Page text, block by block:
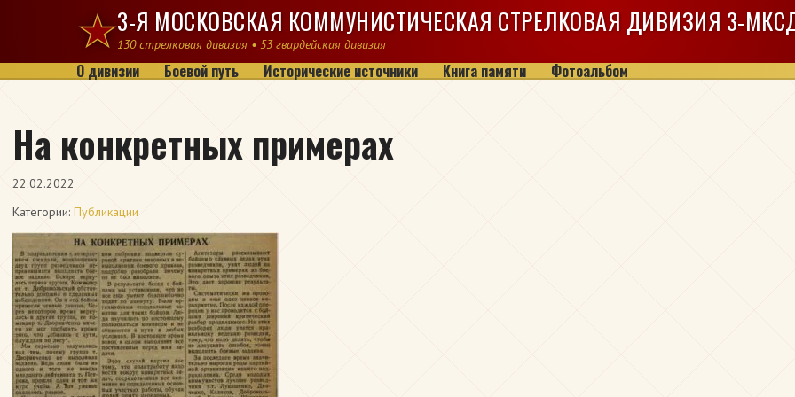
Перейти к содержимому3-Я МОСКОВСКАЯ КОММУНИСТИЧЕСКАЯ СТРЕЛКОВАЯ ДИВИЗИЯ 3-
130 стрелковая дивизия • 53 гвардейская дивизия
О дивизии Боевой путь Исторические источники Книга памяти Фотоальбом
На конкретных примерах
22.02.2022
Категории: Публикации